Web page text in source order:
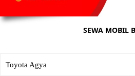
SEWA MOBIL
Toyota Agya